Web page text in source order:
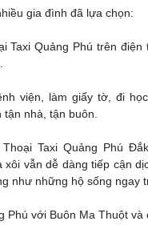
gia đình đã lựa chọn:
Taxi Quảng Phú trên điện
viện, làm giấy tờ, đi
nhà, tận buôn.
Taxi Quảng Phú
xôi vẫn dễ dàng tiếp cận
như những hộ sống ngay
Phú với Buôn Ma Thuột và